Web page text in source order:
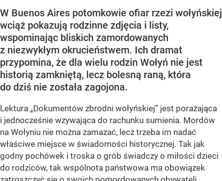
W Buenos Aires potomkowie ofiar rzezi wołyńskiej
wciąż pokazują rodzinne zdjęcia i listy,
wspominając bliskich zamordowanych
z niezwykłym okrucieństwem. Ich dramat
przypomina, że dla wielu rodzin Wołyń nie jest
historią zamkniętą, lecz bolesną raną, która
do dziś nie została zagojona.
Lektura „Dokumentów zbrodni wołyńskiej” jest porażająca
i jednocześnie wzywająca do rachunku sumienia. Mordów
na Wołyniu nie można zamazać, lecz trzeba im nadać
właściwe miejsce w świadomości historycznej. Tak jak
godny pochówek i troska o grób świadczy o miłości dzieci
do rodziców, tak wspólnota państwowa ma obowiązek